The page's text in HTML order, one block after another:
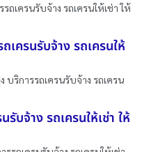
ถเครนรับจ้าง รถเครนให้เช่า ให้
เครนรับจ้าง รถเครนให้
บริการรถเครนรับจ้าง รถเครน
บจ้าง รถเครนให้เช่า ให้